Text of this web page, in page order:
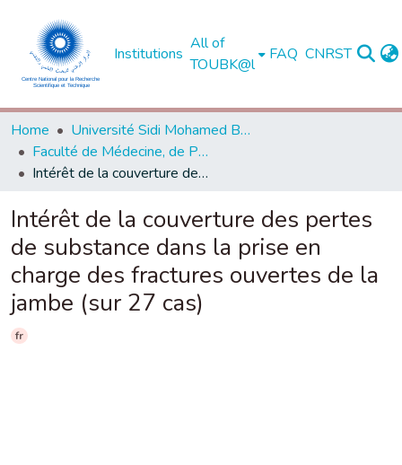
Institutions
All of
TOUBK@l
FAQ CNRST
Home
Université Sidi Mohamed Ben Abdellah de Fès
Faculté de Médecine, de Pharmacie et de Médecine Dentaire - Fès
Intérêt de la couverture des pertes de substance dans la prise en charge des fractures ouvertes de la jambe (sur 27 cas)
Intérêt de la couverture des pertes
de substance dans la prise en
charge des fractures ouvertes de la
jambe (sur 27 cas)
fr